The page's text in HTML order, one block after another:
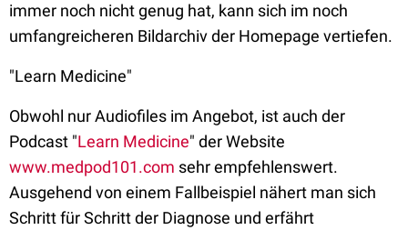
immer noch nicht genug hat, kann sich im noch
umfangreicheren Bildarchiv der Homepage vertiefen.
"Learn Medicine"
Obwohl nur Audiofiles im Angebot, ist auch der
Podcast "Learn Medicine" der Website
www.medpod101.com sehr empfehlenswert.
Ausgehend von einem Fallbeispiel nähert man sich
Schritt für Schritt der Diagnose und erfährt